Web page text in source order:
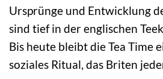
Ursprünge und Entwicklung
sind tief in der englischen
Bis heute bleibt die Tea Time
soziales Ritual, das Briten